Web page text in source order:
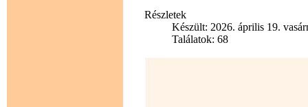
Részletek
Készült: 2026. április 19.
Találatok: 68